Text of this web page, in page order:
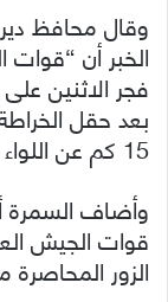
وقال محافظ دير
الخبر أن
فجر الاثنين
بعد حقل
15 كم عن اللواء 137”.
وأضاف السمرة
قوات الجيش
الزور المحاصرة